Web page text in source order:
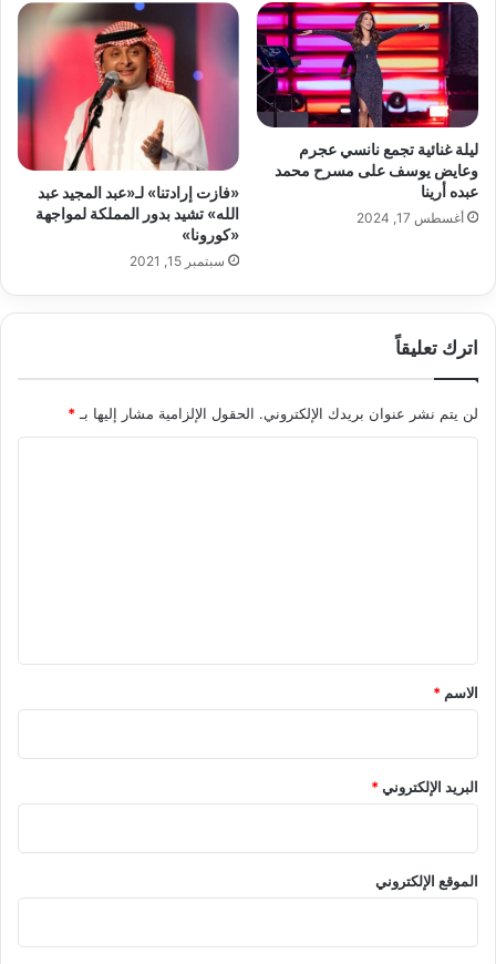
ليلة غنائية تجمع نانسي عجرم
وعايض يوسف على مسرح محمد
عبده أرينا
أغسطس 17, 2024
«فازت إرادتنا» لـ«عبد المجيد عبد
الله» تشيد بدور المملكة لمواجهة
«كورونا»
سبتمبر 15, 2021
اترك تعليقاً
لن يتم نشر عنوان بريدك الإلكتروني. الحقول الإلزامية مشار إليها بـ *
*
الاسم *
البريد الإلكتروني*
الموقع الإلكتروني